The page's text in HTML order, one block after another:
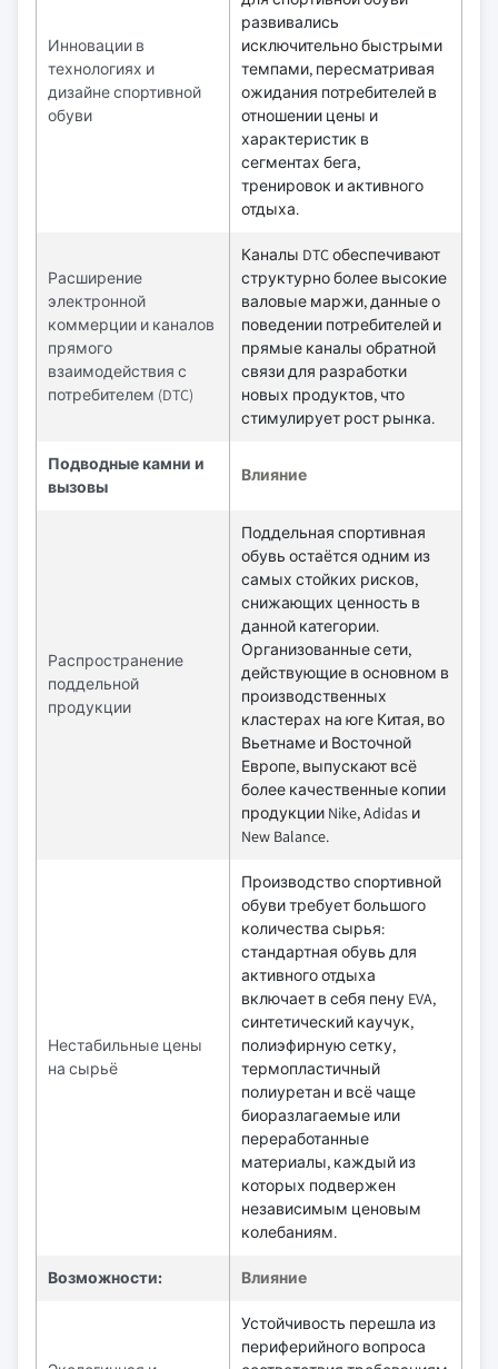
Инновации в
технологиях и
дизайне спортивной
обуви
развивались
исключительно быстрыми
темпами, пересматривая
ожидания потребителей в
отношении цены и
характеристик в
сегментах бега,
тренировок и активного
отдыха.
Расширение
электронной
коммерции и каналов
прямого
взаимодействия с
потребителем (DTC)
Каналы DTC обеспечивают
структурно более высокие
валовые маржи, данные о
поведении потребителей и
прямые каналы обратной
связи для разработки
новых продуктов, что
стимулирует рост рынка.
Подводные камни и
вызовы
Влияние
Распространение
поддельной
продукции
Поддельная спортивная
обувь остаётся одним из
самых стойких рисков,
снижающих ценность в
данной категории.
Организованные сети,
действующие в основном в
производственных
кластерах на юге Китая, во
Вьетнаме и Восточной
Европе, выпускают всё
более качественные копии
продукции Nike, Adidas и
New Balance.
Нестабильные цены
на сырьё
Производство спортивной
обуви требует большого
количества сырья:
стандартная обувь для
активного отдыха
включает в себя пену EVA,
синтетический каучук,
полиэфирную сетку,
термопластичный
полиуретан и всё чаще
биоразлагаемые или
переработанные
материалы, каждый из
которых подвержен
независимым ценовым
колебаниям.
Возможности: Влияние
Устойчивость перешла из
периферийного вопроса